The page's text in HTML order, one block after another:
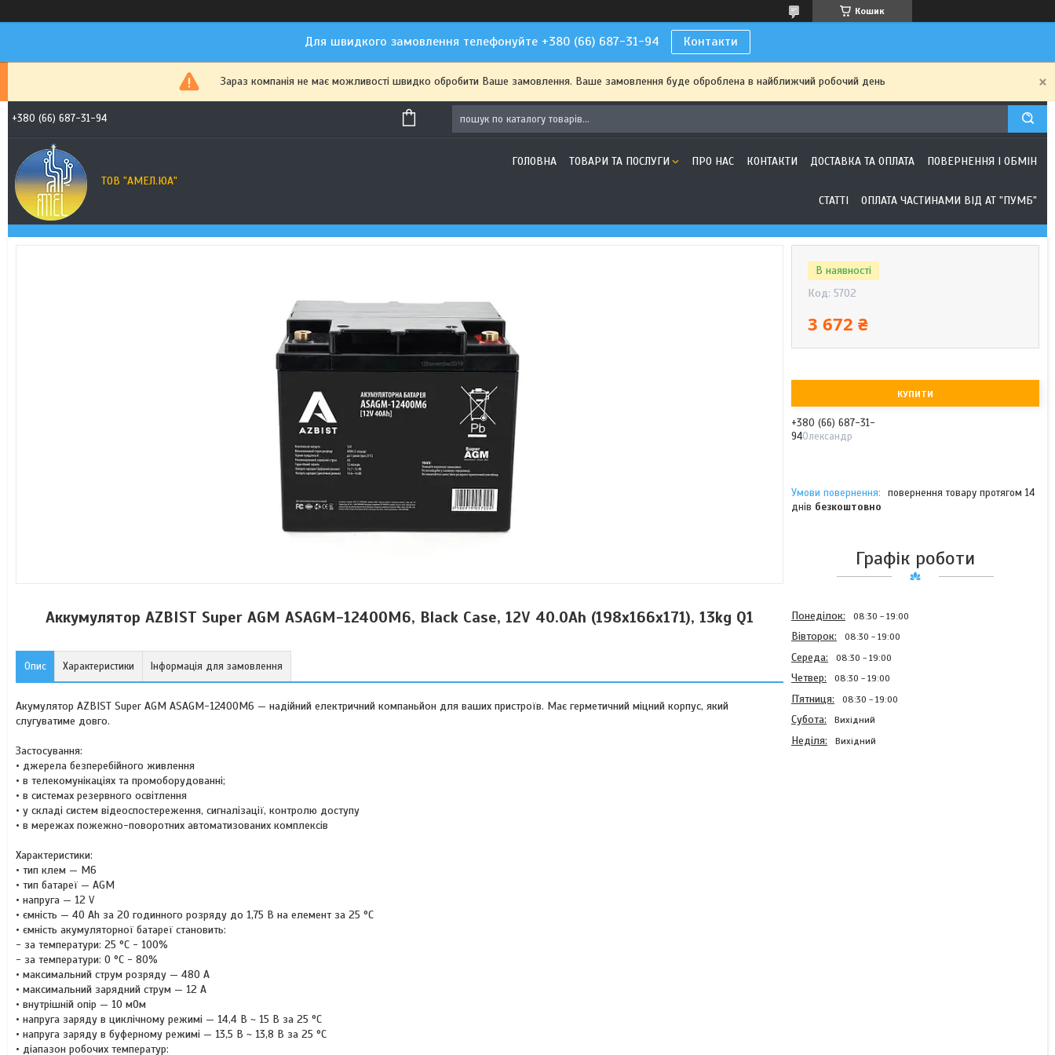
Кошик
Для швидкого замовлення телефонуйте +380 (66) 687-31-94 Контакти
Зараз компанія не має можливості швидко обробити Ваше замовлення. Ваше замовлення буде оброблена в найближчий робочий день
+380 (66) 687-31-94
ТОВ "АМЕЛ.ЮА"
ГОЛОВНА ТОВАРИ ТА ПОСЛУГИ ПРО НАС КОНТАКТИ ДОСТАВКА ТА ОПЛАТА ПОВЕРНЕННЯ І ОБМІН
СТАТТІ ОПЛАТА ЧАСТИНАМИ ВІД АТ "ПУМБ"
Аккумулятор AZBIST Super AGM ASAGM-12400M6, Black Case, 12V 40.0Ah (198x166x171), 13kg Q1
Опис Характеристики Інформація для замовлення
Акумулятор AZBIST Super AGM ASAGM-12400M6 — надійний електричний компаньйон для ваших пристроїв. Має герметичний міцний корпус, який
слугуватиме довго.
Застосування:
• джерела безперебійного живлення
• в телекомунікаціях та промоборудованні;
• в системах резервного освітлення
• у складі систем відеоспостереження, сигналізації, контролю доступу
• в мережах пожежно-поворотних автоматизованих комплексів
Характеристики:
• тип клем — М6
• тип батареї — AGM
• напруга — 12 V
• ємність — 40 Ah за 20 годинного розряду до 1,75 В на елемент за 25 °C
• ємність акумуляторної батареї становить:
- за температури: 25 °C - 100%
- за температури: 0 °C - 80%
• максимальний струм розряду — 480 А
• максимальний зарядний струм — 12 A
• внутрішній опір — 10 мОм
• напруга заряду в циклічному режимі — 14,4 В ~ 15 В за 25 °C
• напруга заряду в буферному режимі — 13,5 В ~ 13,8 В за 25 °C
• діапазон робочих температур:
В наявності
Код: 5702
3 672 ₴
КУПИТИ
+380 (66) 687-31-
94Олександр
повернення товару протягом 14
днів безкоштовно
Графік роботи
Понеділок 08:30 19:00
Вівторок 08:30 19:00
Середа 08:30 19:00
Четвер 08:30 19:00
Пʼятниця 08:30 19:00
Субота Вихідний
Неділя Вихідний